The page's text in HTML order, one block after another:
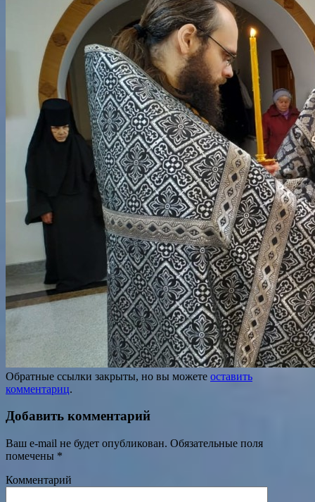
Обратные ссылки закрыты, но вы можете оставить
комментариц.
Добавить комментарий
Ваш e-mail не будет опубликован. Обязательные поля
помечены *
Комментарий